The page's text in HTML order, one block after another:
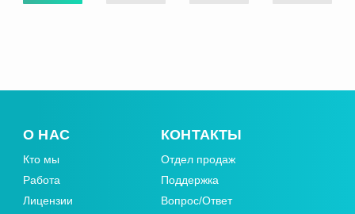
О НАС
Кто мы
Работа
Лицензии
КОНТАКТЫ
Отдел продаж
Поддержка
Вопрос/Ответ